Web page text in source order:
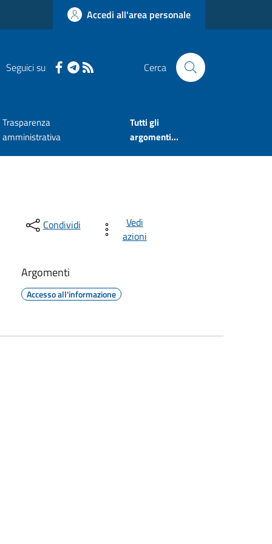
Accedi all'area personale
Seguici su Cerca
Trasparenza
amministrativa
Tutti gli
argomenti...
Condividi
Vedi
azioni
Argomenti
Accesso all'informazione